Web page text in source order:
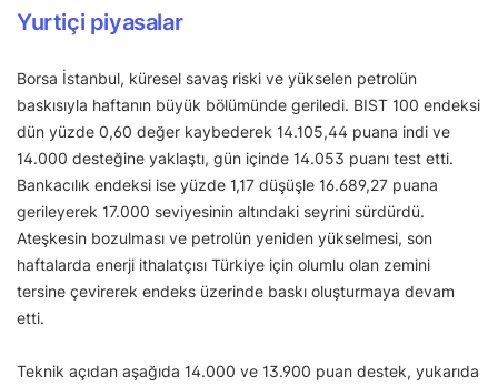
Yurtiçi piyasalar
Borsa İstanbul, küresel savaş riski ve yükselen petrolün
baskısıyla haftanın büyük bölümünde geriledi. BIST 100 endeksi
dün yüzde 0,60 değer kaybederek 14.105,44 puana indi ve
14.000 desteğine yaklaştı, gün içinde 14.053 puanı test etti.
Bankacılık endeksi ise yüzde 1,17 düşüşle 16.689,27 puana
gerileyerek 17.000 seviyesinin altındaki seyrini sürdürdü.
Ateşkesin bozulması ve petrolün yeniden yükselmesi, son
haftalarda enerji ithalatçısı Türkiye için olumlu olan zemini
tersine çevirerek endeks üzerinde baskı oluşturmaya devam
etti.
Teknik açıdan aşağıda 14.000 ve 13.900 puan destek, yukarıda